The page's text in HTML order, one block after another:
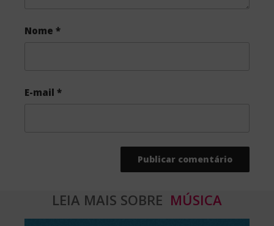
Nome *
E-mail *
LEIA MAIS SOBRE MÚSICA